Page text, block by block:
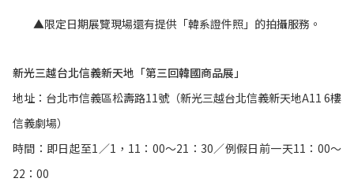
▲限定日期展覽現場還有提供「韓系證件照」的拍攝服務。
新光三越台北信義新天地「第三回韓國商品展」
地址：台北市信義區松壽路11號（新光三越台北信義新天地A11 6樓
信義劇場）
時間：即日起至1／1，11：00～21：30／例假日前一天11：00～
22：00